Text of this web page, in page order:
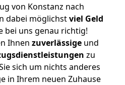
von Konstanz nach
dabei möglichstviel Geld
bei uns genau richtig!
Ihnen zuverlässige und
zu
sich um nichts anderes
in Ihrem neuen Zuhause